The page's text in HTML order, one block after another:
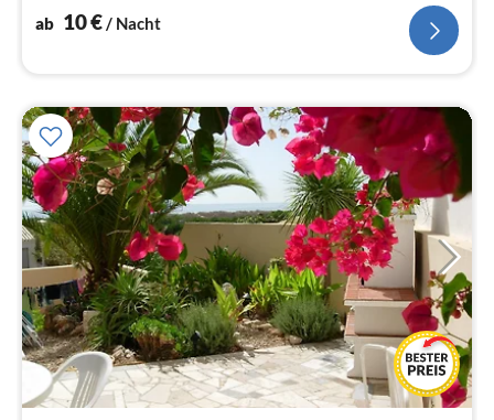
ab 10€/ Nacht